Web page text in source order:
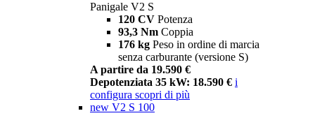
Panigale V2 S
120 CV Potenza
93,3 Nm Coppia
176 kg Peso in ordine di marcia
senza carburante (versione S)
A partire da 19.590 €
Depotenziata 35 kW: 18.590 € i
configura scopri di più
new V2 S 100